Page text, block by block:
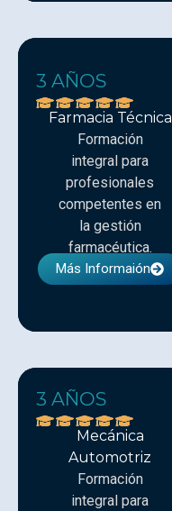
3 AÑOS
Farmacia Técnica
Formación
integral para
profesionales
competentes en
la gestión
farmacéutica.
Más Informaión
3 AÑOS
Mecánica
Automotriz
Formación
integral para